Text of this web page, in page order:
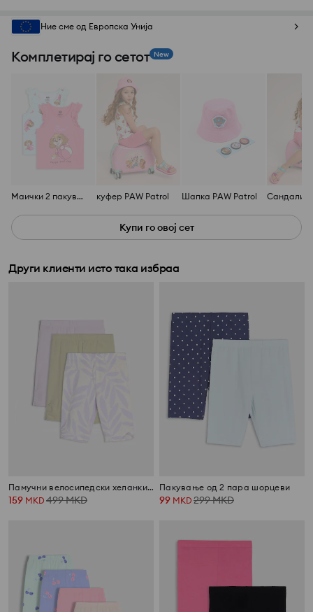
Ние сме од Европска Унија
Комплетирај го сетот New
Маички 2 пакување PAW Patrol куфер PAW Patrol Шапка PAW Patrol
Купи го овој сет
Други клиенти исто така избраа
Памучни велосипедски хеланки 3 pack
159 MKD 499MKD
Пакување од 2 пара шорцеви
99 MKD 299MKD